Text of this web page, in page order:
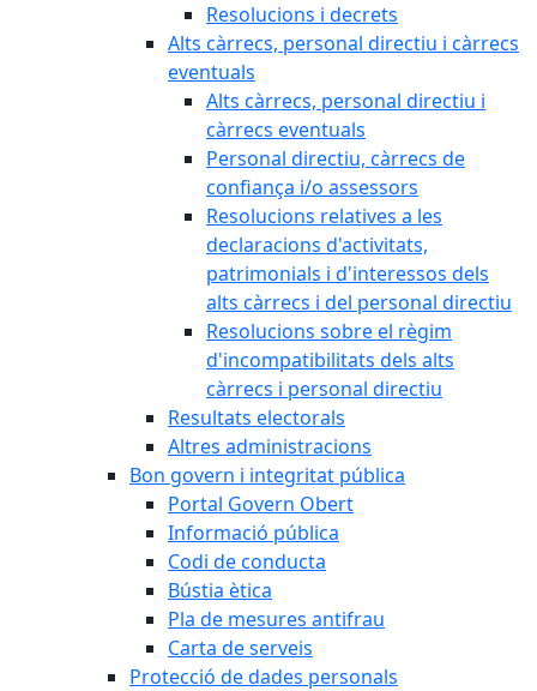
Resolucions i decrets
Alts càrrecs, personal directiu i càrrecs
eventuals
Alts càrrecs, personal directiu i
càrrecs eventuals
Personal directiu, càrrecs de
confiança i/o assessors
Resolucions relatives a les
declaracions d'activitats,
patrimonials i d'interessos dels
alts càrrecs i del personal directiu
Resolucions sobre el règim
d'incompatibilitats dels alts
càrrecs i personal directiu
Resultats electorals
Altres administracions
Bon govern i integritat pública
Portal Govern Obert
Informació pública
Codi de conducta
Bústia ètica
Pla de mesures antifrau
Carta de serveis
Protecció de dades personals